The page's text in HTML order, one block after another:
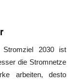
2030 ist
die Stromnetze
arbeiten, desto